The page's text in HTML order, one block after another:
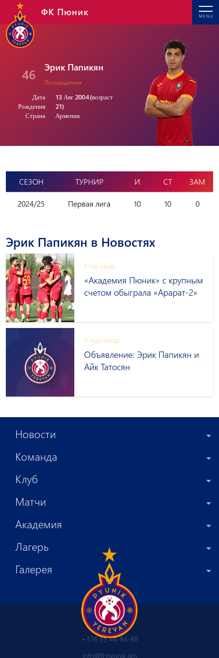
MENU
ФК Пюник
46 Эрик Папикян
Полузащитник
Дата
Рождения
Страна
13 Авг 2004 (возраст
21)
Армения
СЕЗОН ТУРНИР И СТ ЗАМ
2024/25 Первая лига 10 10 0
Эрик Папикян в Новостях
1 год назад
«Академия Пюник» с крупным
счетом обыграла «Арарат-2»
4 года назад
Объявление: Эрик Папикян и
Айк Татосян
Новости
Команда
Клуб
Матчи
Академия
Лагерь
Галерея
+374 55 44-84-88
info@fcpyunik.am